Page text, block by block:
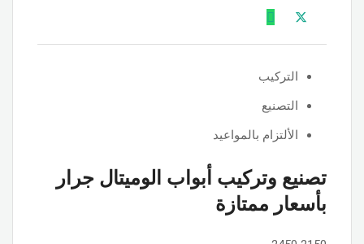
التركيب
التصنيع
الألتزام بالمواعيد
تصنيع وتركيب أبواب الوميتال جرار
بأسعار ممتازة